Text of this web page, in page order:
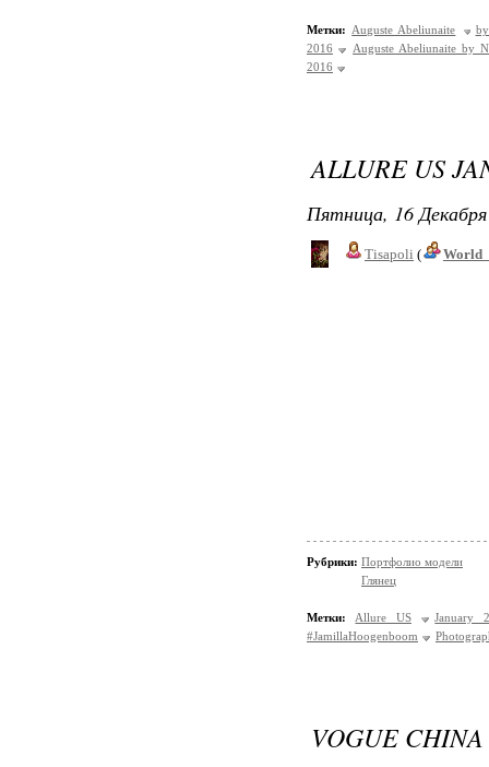
Метки: Auguste Abeliunaite
2016
Auguste Abeliunaite by
2016
ALLURE US
Пятница, 16
Tisapoli (
Рубрики: Портфолио модели
Глянец
Метки: Allure US
January
#JamillaHoogenboom
VOGUE